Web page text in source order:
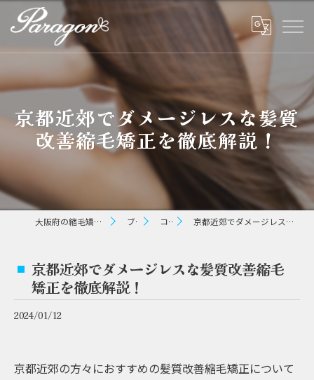
京都近郊でダメージレスな髪質
改善縮毛矯正を徹底解説！
大阪府の縮毛矯正ならパラゴン ヘアー ブログ コラム 京都近郊でダメージレスな髪質改善縮毛矯正を徹底解説！
京都近郊でダメージレスな髪質改善縮毛
矯正を徹底解説！
2024/01/12
京都近郊の方々におすすめの髪質改善縮毛矯正について